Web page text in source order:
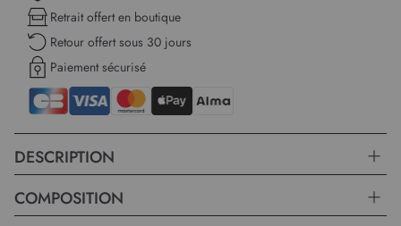
Retrait offert en boutique
Retour offert sous 30 jours
Paiement sécurisé
DESCRIPTION
COMPOSITION